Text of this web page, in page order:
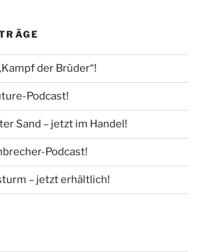
der Brüder“!
Podcast!
Sand – jetzt im Handel!
Podcast!
– jetzt erhältlich!